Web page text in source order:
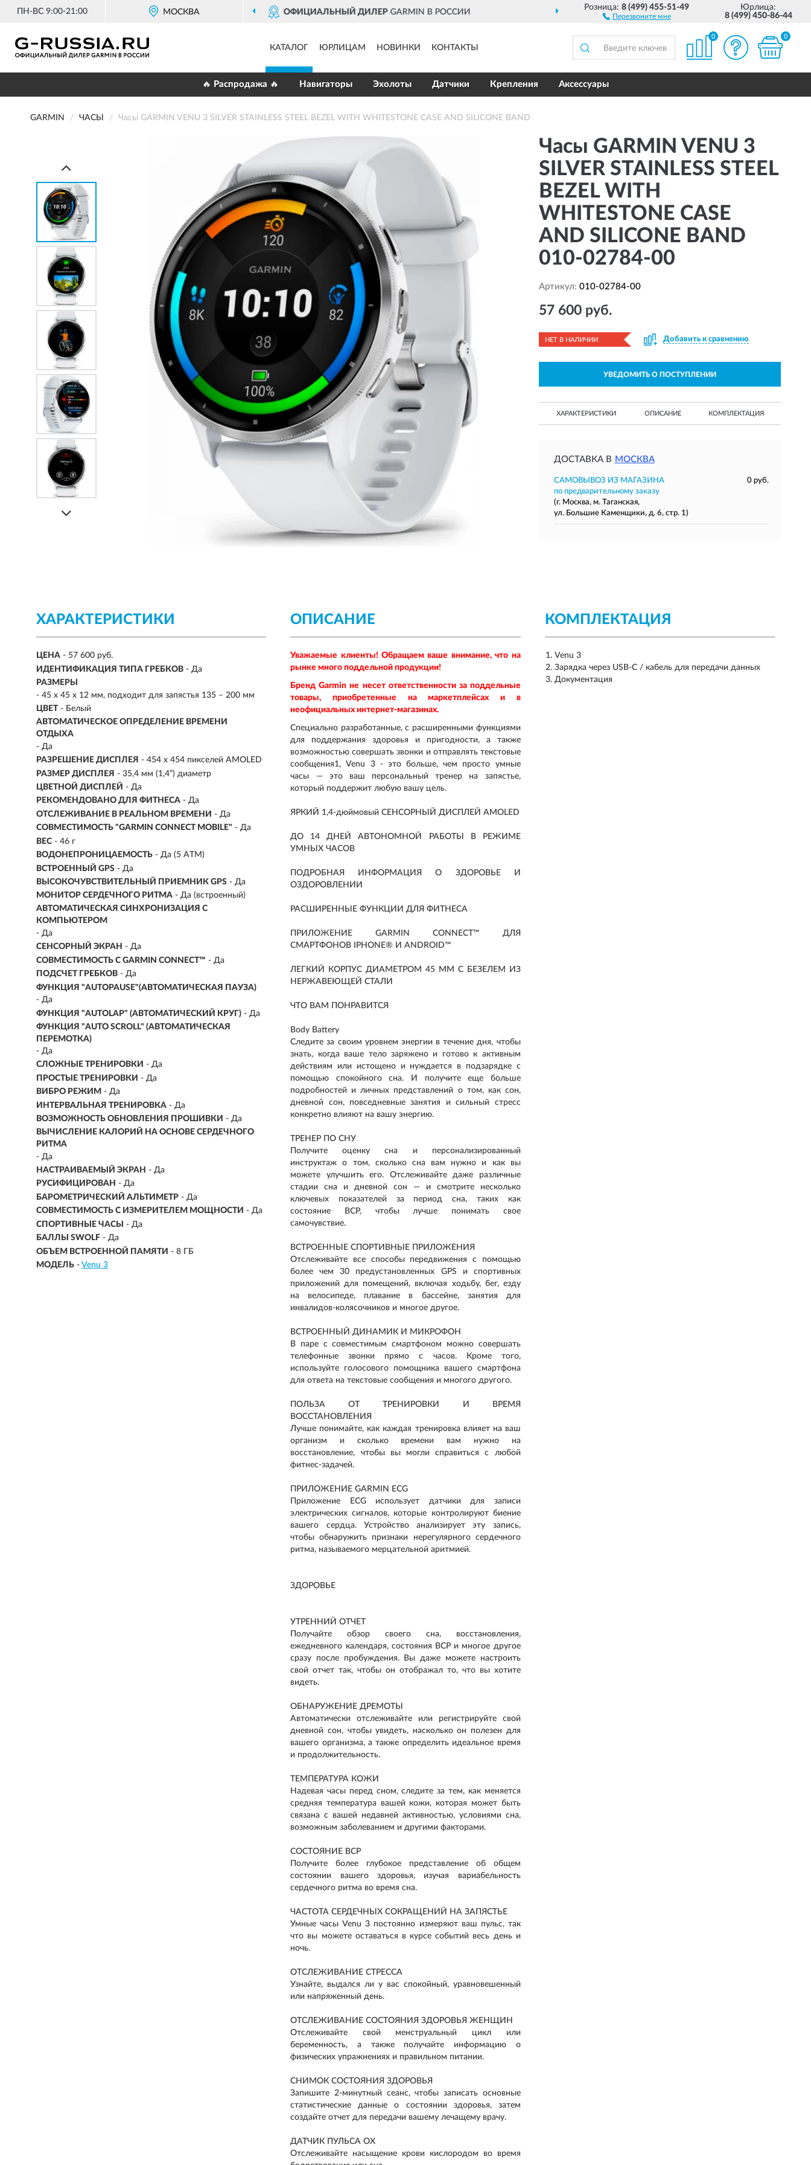
ПН-ВС 9:00-21:00 МОСКВА
ОФИЦИАЛЬНЫЙ ДИЛЕРGARMIN В РОССИИ ДОСТАВИМ ПО ВСЕЙ РОССИИ ПОЛНЫЙ
Розница:8 (499) 455-51-49
Перезвоните мне
Юрлица:
8 (499) 450-86-44
КАТАЛОГ ЮРЛИЦАМ НОВИНКИ КОНТАКТЫ
0 0
🔥 Распродажа 🔥 Навигаторы Эхолоты Датчики Крепления Аксессуары
GARMIN ЧАСЫ Часы GARMIN VENU 3 SILVER STAINLESS STEEL BEZEL WITH WHITESTONE CASE AND SILICONE BAND
Часы GARMIN VENU 3
SILVER STAINLESS STEEL
BEZEL WITH
WHITESTONE CASE
AND SILICONE BAND
010-02784-00
Артикул: 010-02784-00
57 600 руб.
НЕТ В НАЛИЧИИ Добавить к сравнению
УВЕДОМИТЬ О ПОСТУПЛЕНИИ
ХАРАКТЕРИСТИКИ ОПИСАНИЕ КОМПЛЕКТАЦИЯ
ДОСТАВКА В МОСКВА
САМОВЫВОЗ ИЗ МАГАЗИНА
0 руб.
по предварительному заказу
(г. Москва, м. Таганская,
ул. Большие Каменщики, д. 6, стр. 1)
ХАРАКТЕРИСТИКИ
ЦЕНА - 57 600 руб.
ИДЕНТИФИКАЦИЯ ТИПА ГРЕБКОВ - Да
РАЗМЕРЫ
- 45 х 45 х 12 мм, подходит для запястья 135 – 200 мм
ЦВЕТ - Белый
АВТОМАТИЧЕСКОЕ ОПРЕДЕЛЕНИЕ ВРЕМЕНИ
ОТДЫХА
- Да
РАЗРЕШЕНИЕ ДИСПЛЕЯ - 454 х 454 пикселей AMOLED
РАЗМЕР ДИСПЛЕЯ - 35,4 мм (1,4”) диаметр
ЦВЕТНОЙ ДИСПЛЕЙ - Да
РЕКОМЕНДОВАНО ДЛЯ ФИТНЕСА - Да
ОТСЛЕЖИВАНИЕ В РЕАЛЬНОМ ВРЕМЕНИ - Да
СОВМЕСТИМОСТЬ "GARMIN CONNECT MOBILE" - Да
ВЕС - 46 г
ВОДОНЕПРОНИЦАЕМОСТЬ - Да (5 ATM)
ВСТРОЕННЫЙ GPS - Да
ВЫСОКОЧУВСТВИТЕЛЬНЫЙ ПРИЕМНИК GPS - Да
МОНИТОР СЕРДЕЧНОГО РИТМА - Да (встроенный)
АВТОМАТИЧЕСКАЯ СИНХРОНИЗАЦИЯ С
КОМПЬЮТЕРОМ
- Да
СЕНСОРНЫЙ ЭКРАН - Да
СОВМЕСТИМОСТЬ С GARMIN CONNECT™ - Да
ПОДСЧЕТ ГРЕБКОВ - Да
ФУНКЦИЯ "AUTOPAUSE"(АВТОМАТИЧЕСКАЯ ПАУЗА)
- Да
ФУНКЦИЯ "AUTOLAP" (АВТОМАТИЧЕСКИЙ КРУГ) - Да
ФУНКЦИЯ "AUTO SCROLL" (АВТОМАТИЧЕСКАЯ
ПЕРЕМОТКА)
- Да
СЛОЖНЫЕ ТРЕНИРОВКИ - Да
ПРОСТЫЕ ТРЕНИРОВКИ - Да
ВИБРО РЕЖИМ - Да
ИНТЕРВАЛЬНАЯ ТРЕНИРОВКА - Да
ВОЗМОЖНОСТЬ ОБНОВЛЕНИЯ ПРОШИВКИ - Да
ВЫЧИСЛЕНИЕ КАЛОРИЙ НА ОСНОВЕ СЕРДЕЧНОГО
РИТМА
- Да
НАСТРАИВАЕМЫЙ ЭКРАН - Да
РУСИФИЦИРОВАН - Да
БАРОМЕТРИЧЕСКИЙ АЛЬТИМЕТР - Да
СОВМЕСТИМОСТЬ С ИЗМЕРИТЕЛЕМ МОЩНОСТИ - Да
СПОРТИВНЫЕ ЧАСЫ
- Да
БАЛЛЫ SWOLF - Да
ОБЪЕМ ВСТРОЕННОЙ ПАМЯТИ - 8 ГБ
МОДЕЛЬ - Venu 3
КОМПЛЕКТАЦИЯ
Venu 3
Зарядка через USB-C / кабель для передачи данных
Документация
ОПИСАНИЕ
Уважаемые клиенты! Обращаем ваше внимание, что на
рынке много поддельной продукции!
БрендGarminне несет ответственности за поддельные
товары, приобретенные на маркетплейсах и в
неофициальных интернет-магазинах.
Специально разработанные, с расширенными функциями
для поддержания здоровья и пригодности, а также
возможностью совершать звонки и отправлять текстовые
сообщения1, Venu 3 - это больше, чем просто умные
часы — это ваш персональный тренер на запястье,
который поддержит любую вашу цель.
ЯРКИЙ 1,4-дюймовый СЕНСОРНЫЙ ДИСПЛЕЙ AMOLED
ДО 14 ДНЕЙ АВТОНОМНОЙ РАБОТЫ В РЕЖИМЕ
УМНЫХ ЧАСОВ
ПОДРОБНАЯ ИНФОРМАЦИЯ О ЗДОРОВЬЕ И
ОЗДОРОВЛЕНИИ
РАСШИРЕННЫЕ ФУНКЦИИ ДЛЯ ФИТНЕСА
ПРИЛОЖЕНИЕ GARMIN CONNECT™ ДЛЯ
СМАРТФОНОВ IPHONE® И ANDROID™
ЛЕГКИЙ КОРПУС ДИАМЕТРОМ 45 ММ С БЕЗЕЛЕМ ИЗ
НЕРЖАВЕЮЩЕЙ СТАЛИ
ЧТО ВАМ ПОНРАВИТСЯ
Body Battery
Следите за своим уровнем энергии в течение дня, чтобы
знать, когда ваше тело заряжено и готово к активным
действиям или истощено и нуждается в подзарядке с
помощью спокойного сна. И получите еще больше
подробностей и личных представлений о том, как сон,
дневной сон, повседневные занятия и сильный стресс
конкретно влияют на вашу энергию.
ТРЕНЕР ПО СНУ
Получите оценку сна и персонализированный
инструктаж о том, сколько сна вам нужно и как вы
можете улучшить его. Отслеживайте даже различные
стадии сна и дневной сон — и смотрите несколько
ключевых показателей за период сна, таких как
состояние ВСР, чтобы лучше понимать свое
самочувствие.
ВСТРОЕННЫЕ СПОРТИВНЫЕ ПРИЛОЖЕНИЯ
Отслеживайте все способы передвижения с помощью
более чем 30 предустановленных GPS и спортивных
приложений для помещений, включая ходьбу, бег, езду
на велосипеде, плавание в бассейне, занятия для
инвалидов-колясочников и многое другое.
ВСТРОЕННЫЙ ДИНАМИК И МИКРОФОН
В паре с совместимым смартфоном можно совершать
телефонные звонки прямо с часов. Кроме того,
используйте голосового помощника вашего смартфона
для ответа на текстовые сообщения и многого другого.
ПОЛЬЗА ОТ ТРЕНИРОВКИ И ВРЕМЯ
ВОССТАНОВЛЕНИЯ
Лучше понимайте, как каждая тренировка влияет на ваш
организм и сколько времени вам нужно на
восстановление, чтобы вы могли справиться с любой
фитнес-задачей.
ПРИЛОЖЕНИЕ GARMIN ECG
Приложение ECG использует датчики для записи
электрических сигналов, которые контролируют биение
вашего сердца. Устройство анализирует эту запись,
чтобы обнаружить признаки нерегулярного сердечного
ритма, называемого мерцательной аритмией.
ЗДОРОВЬЕ
УТРЕННИЙ ОТЧЕТ
Получайте обзор своего сна, восстановления,
ежедневного календаря, состояния ВСР и многое другое
сразу после пробуждения. Вы даже можете настроить
свой отчет так, чтобы он отображал то, что вы хотите
видеть.
ОБНАРУЖЕНИЕ ДРЕМОТЫ
Автоматически отслеживайте или регистрируйте свой
дневной сон, чтобы увидеть, насколько он полезен для
вашего организма, а также определить идеальное время
и продолжительность.
ТЕМПЕРАТУРА КОЖИ
Надевая часы перед сном, следите за тем, как меняется
средняя температура вашей кожи, которая может быть
связана с вашей недавней активностью, условиями сна,
возможным заболеванием и другими факторами.
СОСТОЯНИЕ ВСР
Получите более глубокое представление об общем
состоянии вашего здоровья, изучая вариабельность
сердечного ритма во время сна.
ЧАСТОТА СЕРДЕЧНЫХ СОКРАЩЕНИЙ НА ЗАПЯСТЬЕ
Умные часы Venu 3 постоянно измеряют ваш пульс, так
что вы можете оставаться в курсе событий весь день и
ночь.
ОТСЛЕЖИВАНИЕ СТРЕССА
Узнайте, выдался ли у вас спокойный, уравновешенный
или напряженный день.
ОТСЛЕЖИВАНИЕ СОСТОЯНИЯ ЗДОРОВЬЯ ЖЕНЩИН
Отслеживайте свой менструальный цикл или
беременность, а также получайте информацию о
физических упражнениях и правильном питании.
СНИМОК СОСТОЯНИЯ ЗДОРОВЬЯ
Запишите 2-минутный сеанс, чтобы записать основные
статистические данные о состоянии здоровья, затем
создайте отчет для передачи вашему лечащему врачу.
ДАТЧИК ПУЛЬСА OX
Отслеживайте насыщение крови кислородом во время